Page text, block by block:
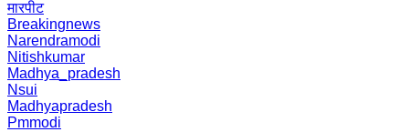
मारपीट
Breakingnews
Narendramodi
Nitishkumar
Madhya_pradesh
Nsui
Madhyapradesh
Pmmodi